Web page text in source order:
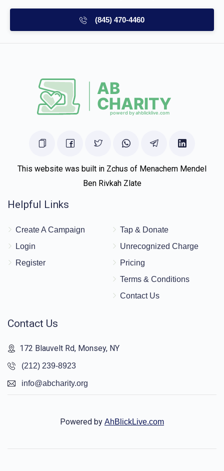
זיידי ענגלענדער(845) 470-4460
This website was built in Zchus of Menachem Mendel
Ben Rivkah Zlate
Helpful Links
Create A Campaign
Login
Register
Tap & Donate
Unrecognized Charge
Pricing
Terms & Conditions
Contact Us
Contact Us
172 Blauvelt Rd, Monsey, NY
(212) 239-8923
info@abcharity.org
Powered by AhBlickLive.com